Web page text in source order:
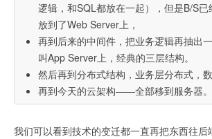
逻辑，和SQL都放在一起），但是B/S已
放到了Web Server上，
再到后来的中间件，把业务逻辑再抽出
叫App Server上，经典的三层结构。
然后再到分布式结构，业务层分布式，数
再到今天的云架构——全部移到服务器。
我们可以看到技术的变迁都一直再把东西往后